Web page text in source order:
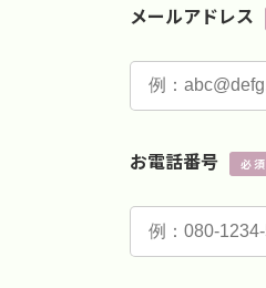
メールアドレス
お電話番号 必須